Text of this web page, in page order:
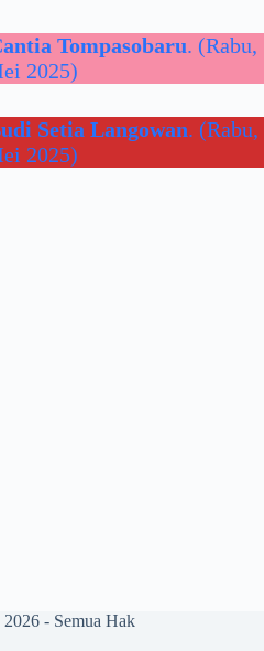
Tompasobaru. (Rabu,
2025)
Setia Langowan. (Rabu,
2025)
- Semua Hak